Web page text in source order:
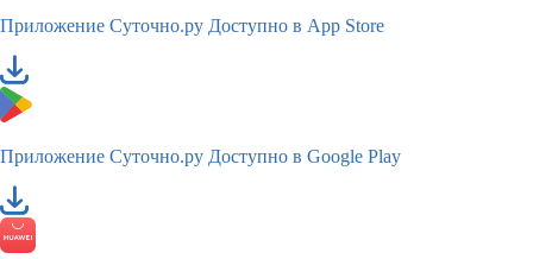
Приложение Суточно.ру Доступно в App Store
Приложение Суточно.ру Доступно в Google Play